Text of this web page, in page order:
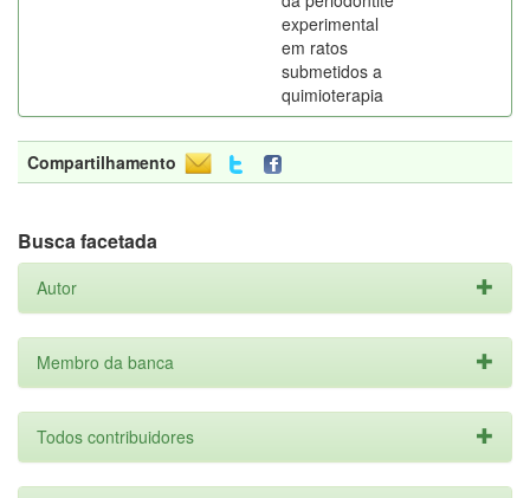
experimental
em ratos
submetidos a
quimioterapia
Compartilhamento
Busca facetada
Autor
Membro da banca
Todos contribuidores